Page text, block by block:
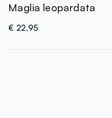
Maglia leopardata
€ 22,95